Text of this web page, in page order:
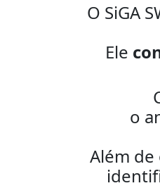
O SiGA
Ele
o
Além de